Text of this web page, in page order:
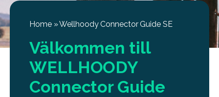
Home»Wellhoody Connector Guide SE
Välkommen till
WELLHOODY
Connector Guide